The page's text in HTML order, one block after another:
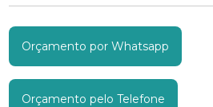
Orçamento por Whatsapp
Orçamento pelo Telefone